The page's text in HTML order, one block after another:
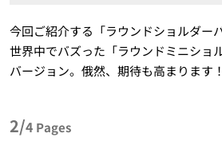
今回ご紹介する「ラウンドショルダー
世界中でバズった「ラウンドミニショ
バージョン。俄然、期待も高まります！
2/4 Pages